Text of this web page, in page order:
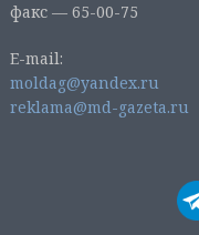
факс — 65-00-75
E-mail:
moldag@yandex.ru
reklama@md-gazeta.ru